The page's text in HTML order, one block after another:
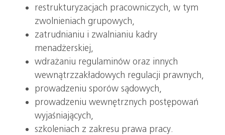
restrukturyzacjach pracowniczych, w tym
zwolnieniach grupowych,
zatrudnianiu i zwalnianiu kadry
menadżerskiej,
wdrażaniu regulaminów oraz innych
wewnątrzzakładowych regulacji prawnych,
prowadzeniu sporów sądowych,
prowadzeniu wewnętrznych postępowań
wyjaśniających,
szkoleniach z zakresu prawa pracy.